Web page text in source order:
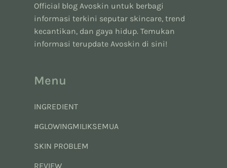
Official blog Avoskin untuk berbagi
informasi terkini seputar skincare, trend
kecantikan, dan gaya hidup. Temukan
informasi terupdate Avoskin di sini!
Menu
INGREDIENT
#GLOWINGMILIKSEMUA
SKIN PROBLEM
REVIEW